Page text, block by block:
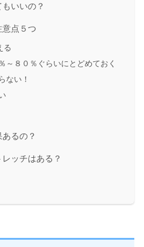
いいの？
意点５つ
る
～８０％ぐらいにとどめておく
ない！
るの？
ッチはある？